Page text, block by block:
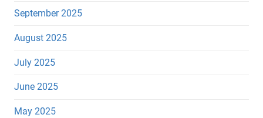
September 2025
August 2025
July 2025
June 2025
May 2025